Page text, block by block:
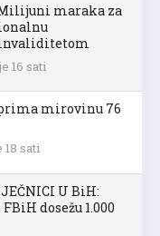
Milijuni maraka za
16 sati
mirovinu 76
18 sati
U BiH:
dosežu 1.000